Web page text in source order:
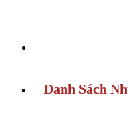
Danh Sách